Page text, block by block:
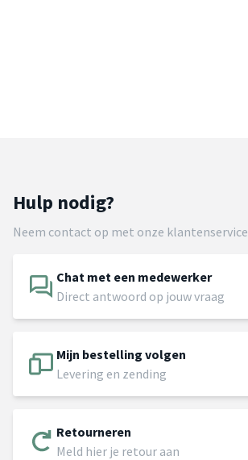
Hulp nodig?
Neem contact op met onze klantenservice
Chat met een medewerker
Direct antwoord op jouw vraag
Mijn bestelling volgen
Levering en zending
Retourneren
Meld hier je retour aan